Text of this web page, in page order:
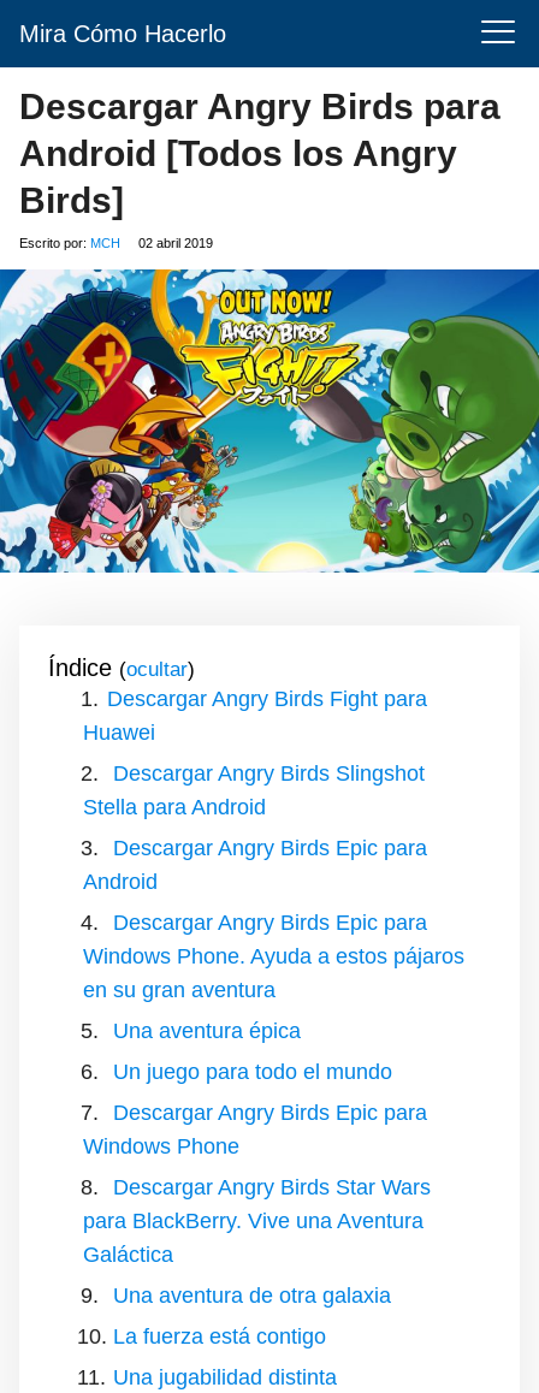
Mira Cómo Hacerlo
Descargar Angry Birds para
Android [Todos los Angry
Birds]
Escrito por: MCH 02 abril 2019
Índice ( )
Descargar Angry Birds Fight para
Huawei
Descargar Angry Birds Slingshot
Stella para Android
Descargar Angry Birds Epic para
Android
Descargar Angry Birds Epic para
Windows Phone. Ayuda a estos pájaros
en su gran aventura
Una aventura épica
Un juego para todo el mundo
Descargar Angry Birds Epic para
Windows Phone
Descargar Angry Birds Star Wars
para BlackBerry. Vive una Aventura
Galáctica
Una aventura de otra galaxia
La fuerza está contigo
Una jugabilidad distinta